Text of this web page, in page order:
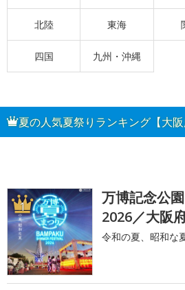
北陸 東海
四国 九州・沖縄
夏の人気夏祭りランキング【大
1
万博記念公
2026／大阪
令和の夏、昭和な